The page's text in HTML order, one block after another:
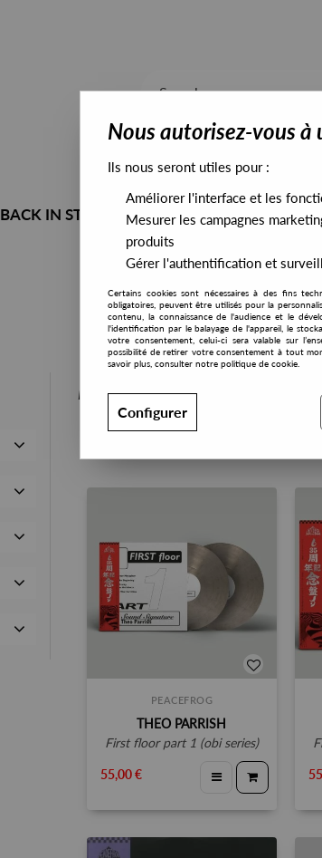
BACK IN STOCK ALL STOCK
PRESALES EXCLUSIVES
PEACEFROG
THEO PARRISH
first floor part 1 (obi series)
55,00 €
Nous autorisez-vous à
Ils nous seront utiles pour :
Améliorer l'interface et les
Mesurer les campagnes
produits
Gérer l'authentification et
Certains cookies sont nécessaires à des fins
obligatoires, peuvent être utilisés pour la
contenu, la connaissance de l'audience et le
l'identification par le balayage de l'appareil, le
votre consentement, celui-ci sera valable sur
possibilité de retirer votre consentement à tout
savoir plus, consulter notre politique de cookie.
Configurer